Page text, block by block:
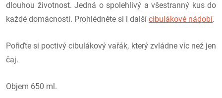
dlouhou životnost. Jedná o spolehlivý a všestranný kus do
každé domácnosti. Prohlédněte si i další cibulákové nádobí.
Pořiďte si poctivý cibulákový vařák, který zvládne víc než jen
čaj.
Objem 650 ml.